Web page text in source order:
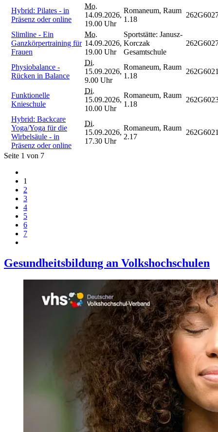
Hybrid: Pilates - in
Präsenz oder online
Mo.
14.09.2026,
19.00 Uhr
Romaneum, Raum
1.18
Slimline - Ein
Ganzkörpertraining für
Frauen
Mo.
14.09.2026,
19.00 Uhr
Sportstätte: Janusz-
Korczak
Gesamtschule
Physiobalance -
Rücken in Balance
Di.
15.09.2026,
9.00 Uhr
Romaneum, Raum
1.18
Funktionelle
Knieschule
Di.
15.09.2026,
10.00 Uhr
Romaneum, Raum
1.18
Hybrid: Backcare
Yoga/Yoga für die
Wirbelsäule - in
Präsenz oder online
Di.
15.09.2026,
17.30 Uhr
Romaneum, Raum
2.17
Seite 1 von 7
1
2
3
4
5
6
7
Gesundheitsbildung an Volkshochschulen